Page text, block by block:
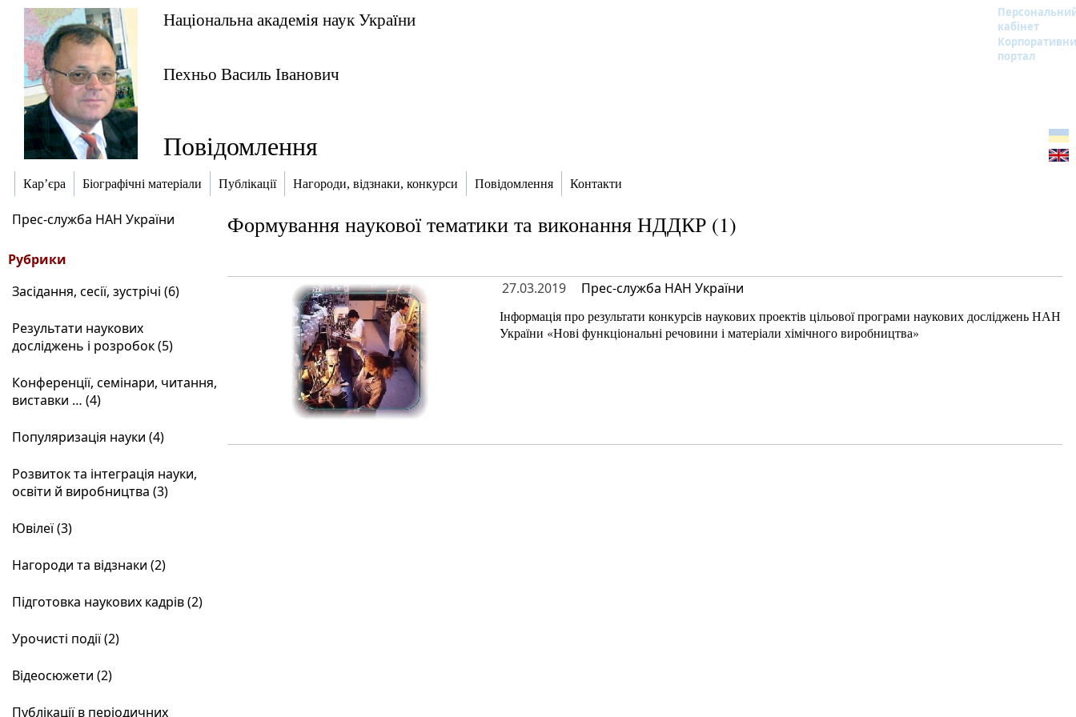
Національна академія наук України
кабінет
портал
Пехньо Василь Іванович
Повідомлення
Кар’єра Біографічні матеріали Публікації Нагороди, відзнаки, конкурси Повідомлення Контакти
Прес-служба НАН України
Рубрики
Засідання, сесії, зустрічі (6)
Результати наукових
досліджень і розробок (5)
Конференції, семінари, читання,
виставки … (4)
Популяризація науки (4)
Розвиток та інтеграція науки,
освіти й виробництва (3)
Ювілеї (3)
Нагороди та відзнаки (2)
Підготовка наукових кадрів (2)
Урочисті події (2)
Відеосюжети (2)
Публікації в періодичних
Формування наукової тематики та виконання НДДКР (1)
27.03.2019 Прес-служба НАН України
Інформація про результати конкурсів наукових проектів цільової програми наукових досліджень НАН
України «Нові функціональні речовини і матеріали хімічного виробництва»